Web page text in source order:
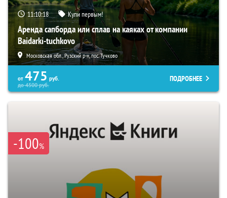
11:10:17 Купи первым!
Аренда сапборда или сплав на каяках от компании
Baidarki-tuchkovo
Московская обл., Рузский р-н, пос. Тучково
от 475 руб.
до4500руб.
ПОДРОБНЕЕ
-100%